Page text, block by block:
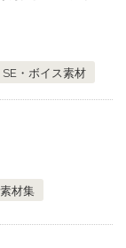
SE・ボイス素材
材集